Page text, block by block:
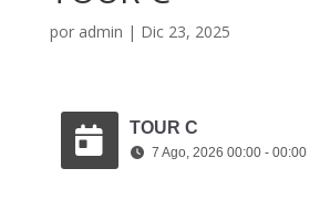
por admin | Dic 23, 2025
TOUR C
7 Ago, 2026 00:00 - 00:00